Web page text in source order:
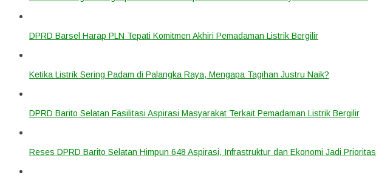
DPRD Barsel Harap PLN Tepati Komitmen Akhiri Pemadaman Listrik Bergilir
Ketika Listrik Sering Padam di Palangka Raya, Mengapa Tagihan Justru Naik?
DPRD Barito Selatan Fasilitasi Aspirasi Masyarakat Terkait Pemadaman Listrik Bergilir
Reses DPRD Barito Selatan Himpun 648 Aspirasi, Infrastruktur dan Ekonomi Jadi Prioritas